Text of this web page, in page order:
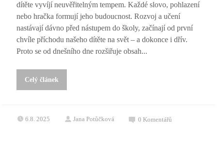
dítěte vyvíjí neuvěřitelným tempem. Každé slovo, pohlazení
nebo hračka formují jeho budoucnost. Rozvoj a učení
nastávají dávno před nástupem do školy, začínají od první
chvíle příchodu našeho dítěte na svět – a dokonce i dřív.
Proto se od dnešního dne rozšiřuje obsah...
Celý článek
6.8. 2025 Jana Potůčková 0Komentářů